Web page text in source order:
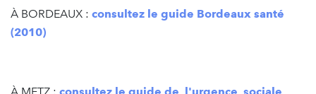
À BORDEAUX : consultez le guide Bordeaux santé
(2010)